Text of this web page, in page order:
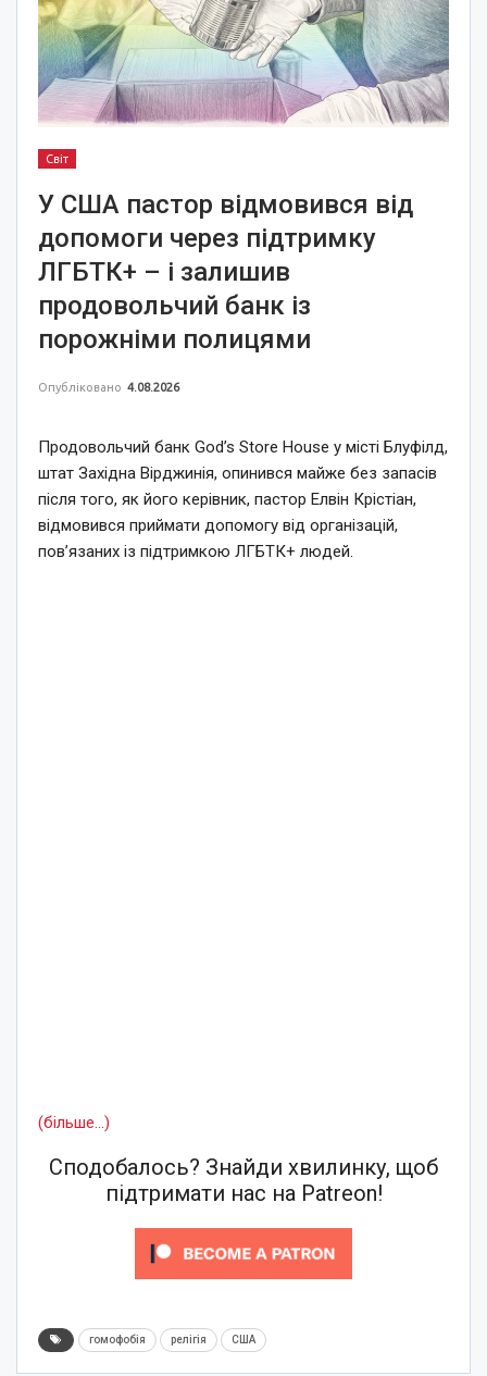
Світ
У США пастор відмовився від
допомоги через підтримку
ЛГБТК+ – і залишив
продовольчий банк із
порожніми полицями
Опубліковано 4.08.2026
Продовольчий банк God’s Store House у місті Блуфілд,
штат Західна Вірджинія, опинився майже без запасів
після того, як його керівник, пастор Елвін Крістіан,
відмовився приймати допомогу від організацій,
пов’язаних із підтримкою ЛГБТК+ людей.
(більше…)
Сподобалось? Знайди хвилинку, щоб
підтримати нас на Patreon!
гомофобія релігія США